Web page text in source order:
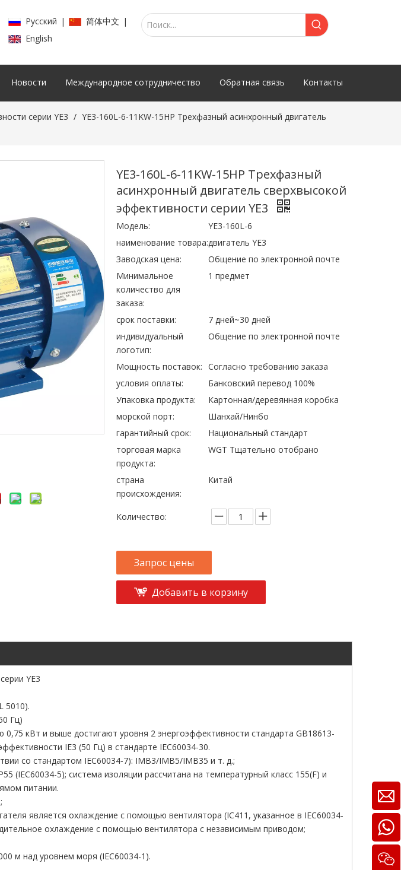
Pусский | 简体中文 |
English
Новости Международное сотрудничество Обратная связь Контакты
серии YE3 / YE3-160L-6-11KW-15HP Трехфазный асинхронный двигатель
YE3-160L-6-11KW-15HP Трехфазный
асинхронный двигатель сверхвысокой
эффективности серии YE3
Модель:
YE3-160L-6
наименование товара:двигатель YE3
Заводская цена:
Общение по электронной почте
Минимальное
количество для
заказа:
1 предмет
срок поставки:
7 дней~30 дней
индивидуальный
логотип:
Общение по электронной почте
Мощность поставок: Согласно требованию заказа
условия оплаты:
Банковский перевод 100%
Упаковка продукта:
Картонная/деревянная коробка
морской порт:
Шанхай/Нинбо
гарантийный срок:
Национальный стандарт
торговая марка
продукта:
WGT Тщательно отобрано
страна
происхождения:
Китай
Количество:
Запрос цены
Добавить в корзину
YE3
5010).
Гц)
кВт и выше достигают уровня 2 энергоэффективности стандарта GB18613-
IE3 (50 Гц) в стандарте IEC60034-30.
со стандартом IEC60034-7): IMB3/IMB5/IMB35 и т. д.;
(IEC60034-5); система изоляции рассчитана на температурный класс 155(F) и
питании.
является охлаждение с помощью вентилятора (IC411, указанное в IEC60034-
охлаждение с помощью вентилятора с независимым приводом;
м над уровнем моря (IEC60034-1).